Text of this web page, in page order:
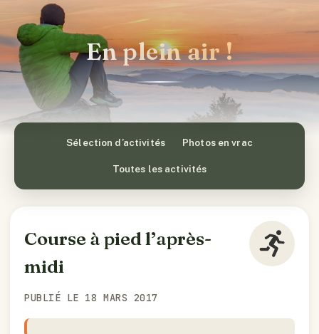
En plein air !
Sélection d’activités Photos en vrac
Toutes les activités
Course à pied l’après-
midi
PUBLIÉ LE 18 MARS 2017